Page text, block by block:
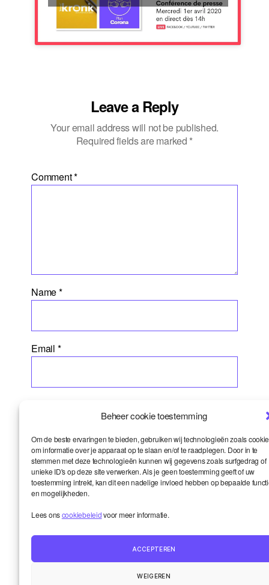
Beheer cookie toestemming
Om de beste ervaringen te bieden, gebruiken wij technologieën zoals
om informatie over je apparaat op te slaan en/of te raadplegen. Door in te
stemmen met deze technologieën kunnen wij gegevens zoals surfgedrag of
unieke ID's op deze site verwerken. Als je geen toestemming geeft of uw
toestemming intrekt, kan dit een nadelige invloed hebben op bepaalde
en mogelijkheden.
Lees onscookiebeleidvoor meer informatie.
ACCEPTEREN
WEIGEREN
Leave a Reply
Your email address will not be published.
Required fields are marked *
Comment*
Name*
Email *